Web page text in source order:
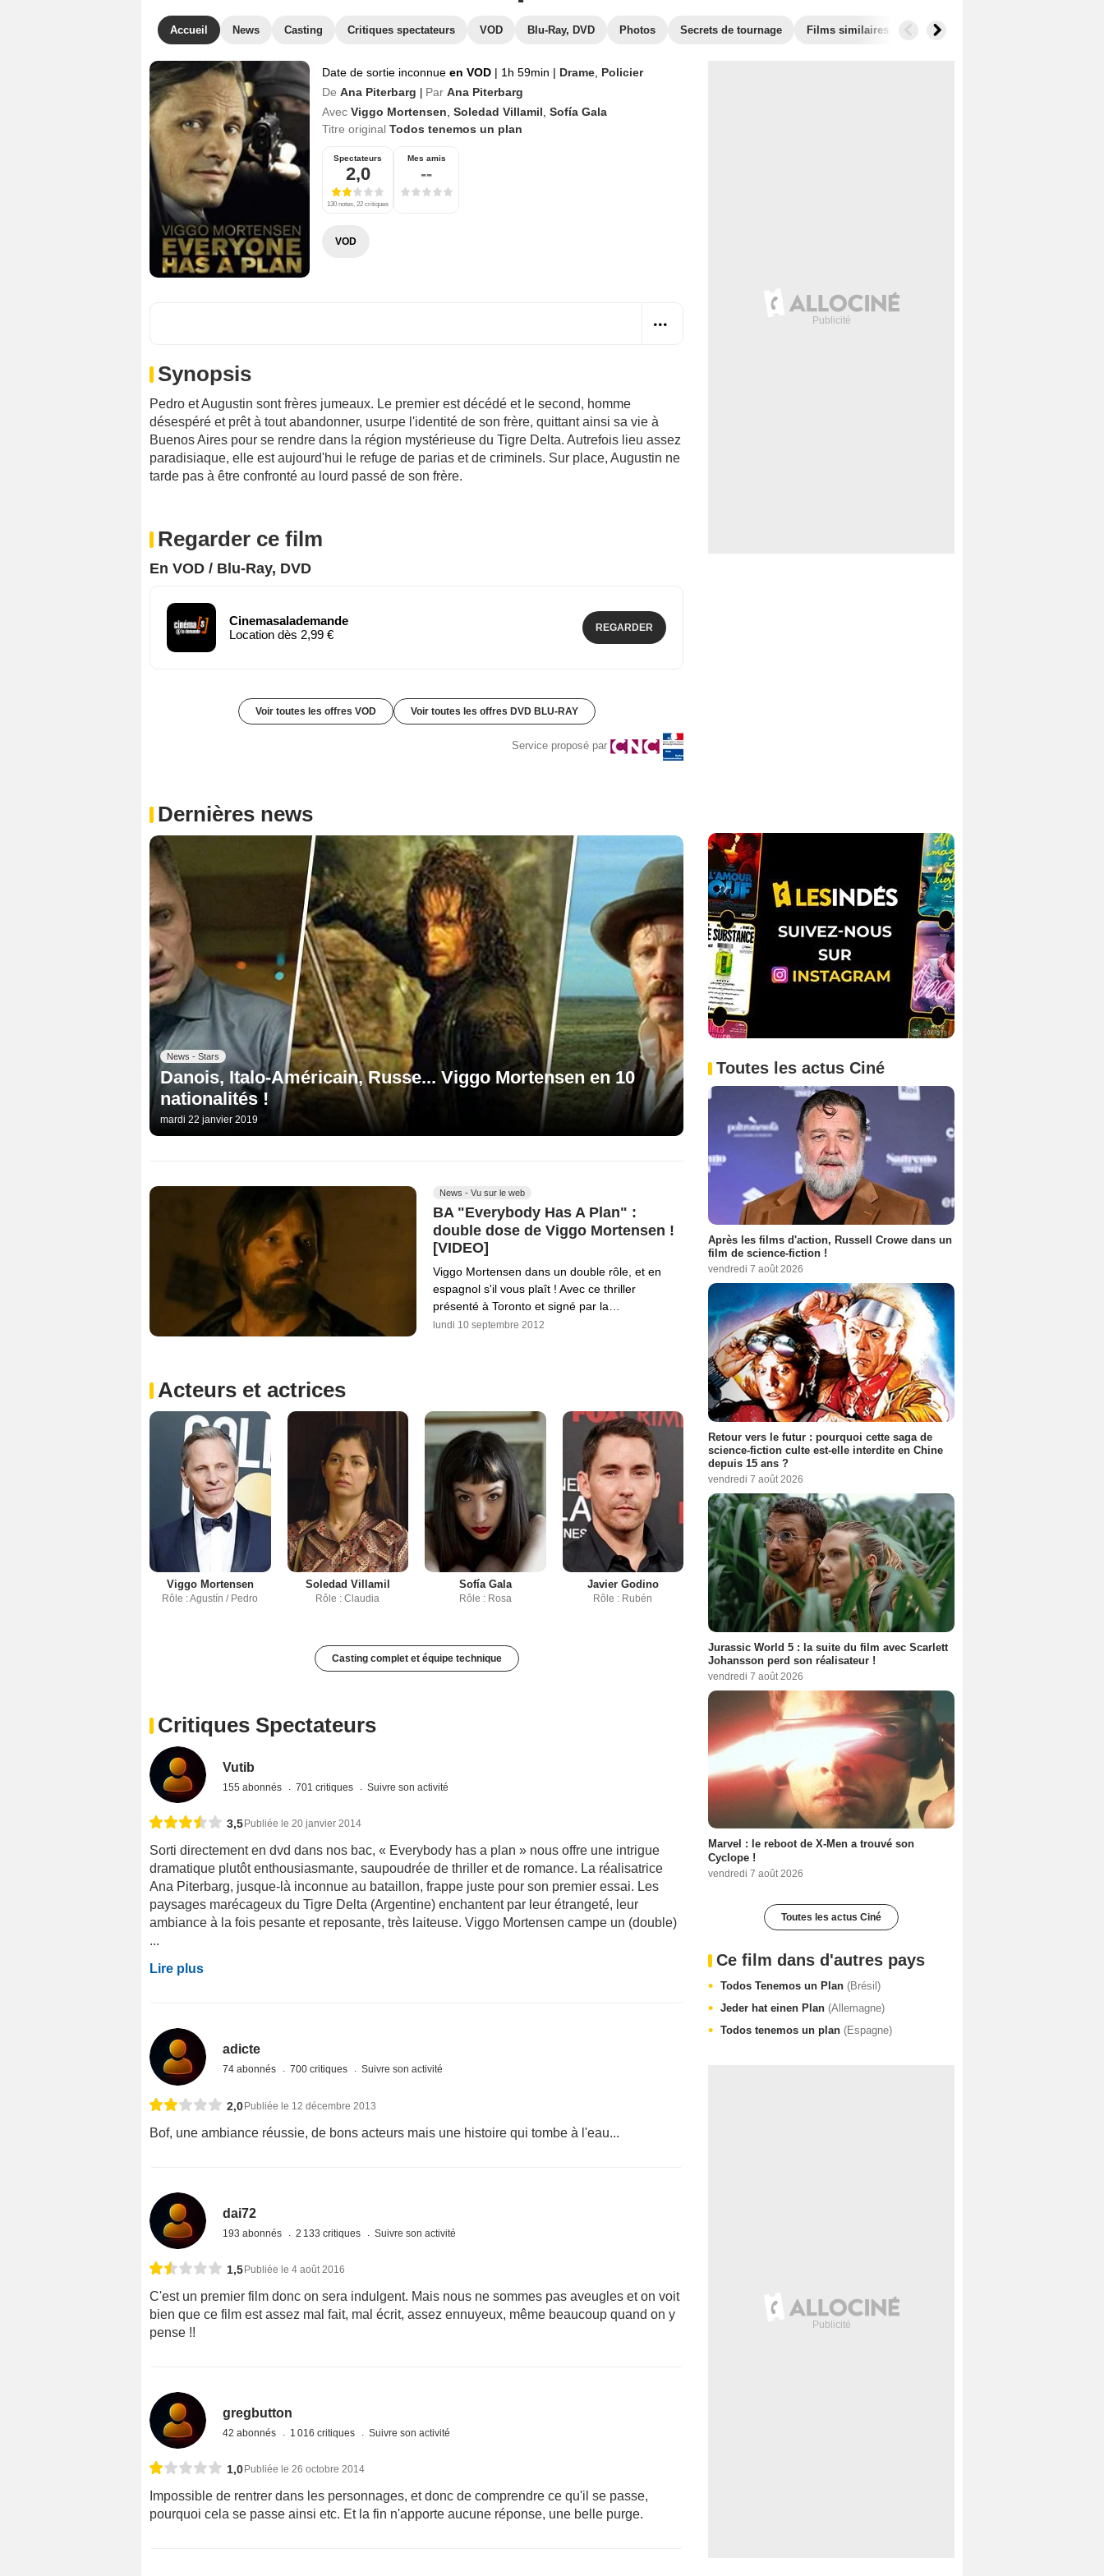
Accueil News Casting Critiques spectateurs VOD Blu-Ray, DVD Photos Secrets de tournage Films similaires
Date de sortie inconnue en VOD | 1h 59min | Drame Policier
De Ana Piterbarg Par Ana Piterbarg
Avec Viggo Mortensen Soledad Villamil Sofía Gala
Titre original Todos tenemos un plan
Spectateurs
2,0
130 notes, 22 critiques
Mes amis
--
VOD
Synopsis
Pedro et Augustin sont frères jumeaux. Le premier est décédé et le second, homme
désespéré et prêt à tout abandonner, usurpe l'identité de son frère, quittant ainsi sa vie à
Buenos Aires pour se rendre dans la région mystérieuse du Tigre Delta. Autrefois lieu assez
paradisiaque, elle est aujourd'hui le refuge de parias et de criminels. Sur place, Augustin ne
tarde pas à être confronté au lourd passé de son frère.
Regarder ce film
En VOD / Blu-Ray, DVD
Cinemasalademande
Location dès 2,99 €
REGARDER
Voir toutes les offres VOD Voir toutes les offres DVD BLU-RAY
Service proposé par
Dernières news
News - Stars
Danois, Italo-Américain, Russe... Viggo Mortensen en 10
nationalités !
mardi 22 janvier 2019
News - Vu sur le web
BA "Everybody Has A Plan" :
double dose de Viggo Mortensen !
[VIDEO]
Viggo Mortensen dans un double rôle, et en
espagnol s'il vous plaît ! Avec ce thriller
présenté à Toronto et signé par la…
lundi 10 septembre 2012
Acteurs et actrices
Viggo Mortensen
Rôle : Agustín / Pedro
Soledad Villamil
Rôle : Claudia
Sofía Gala
Rôle : Rosa
Javier Godino
Rôle : Rubén
Casting complet et équipe technique
Critiques Spectateurs
Vutib
155 abonnés 701 critiques Suivre son activité
3,5 Publiée le 20 janvier 2014
Sorti directement en dvd dans nos bac, « Everybody has a plan » nous offre une intrigue
dramatique plutôt enthousiasmante, saupoudrée de thriller et de romance. La réalisatrice
Ana Piterbarg, jusque-là inconnue au bataillon, frappe juste pour son premier essai. Les
paysages marécageux du Tigre Delta (Argentine) enchantent par leur étrangeté, leur
ambiance à la fois pesante et reposante, très laiteuse. Viggo Mortensen campe un (double)
...
Lire plus
adicte
74 abonnés 700 critiques Suivre son activité
2,0Publiée le 12 décembre 2013
Bof, une ambiance réussie, de bons acteurs mais une histoire qui tombe à l'eau...
dai72
193 abonnés 2 133 critiques Suivre son activité
1,5Publiée le 4 août 2016
C'est un premier film donc on sera indulgent. Mais nous ne sommes pas aveugles et on voit
bien que ce film est assez mal fait, mal écrit, assez ennuyeux, même beaucoup quand on y
pense !!
gregbutton
42 abonnés 1 016 critiques Suivre son activité
1,0Publiée le 26 octobre 2014
Impossible de rentrer dans les personnages, et donc de comprendre ce qu'il se passe,
pourquoi cela se passe ainsi etc. Et la fin n'apporte aucune réponse, une belle purge.
Toutes les actus Ciné
Après les films d'action, Russell Crowe dans un
film de science-fiction !
vendredi 7 août 2026
Retour vers le futur : pourquoi cette saga de
science-fiction culte est-elle interdite en Chine
depuis 15 ans ?
vendredi 7 août 2026
Jurassic World 5 : la suite du film avec Scarlett
Johansson perd son réalisateur !
vendredi 7 août 2026
Marvel : le reboot de X-Men a trouvé son
Cyclope !
vendredi 7 août 2026
Toutes les actus Ciné
Ce film dans d'autres pays
Todos Tenemos un Plan (Brésil)
Jeder hat einen Plan (Allemagne)
Todos tenemos un plan (Espagne)